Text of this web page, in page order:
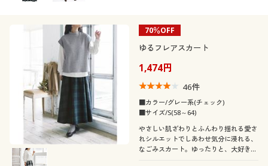
70％OFF
ゆるフレアスカート
1,474円
46件
■カラー/グレー系(チェック)
■サイズ/S(58～64)
やさしい肌ざわりとふんわり揺れる愛さ
れシルエットでしあわせ気分に浸れる、
なごみスカート。ゆったりと、大好きな